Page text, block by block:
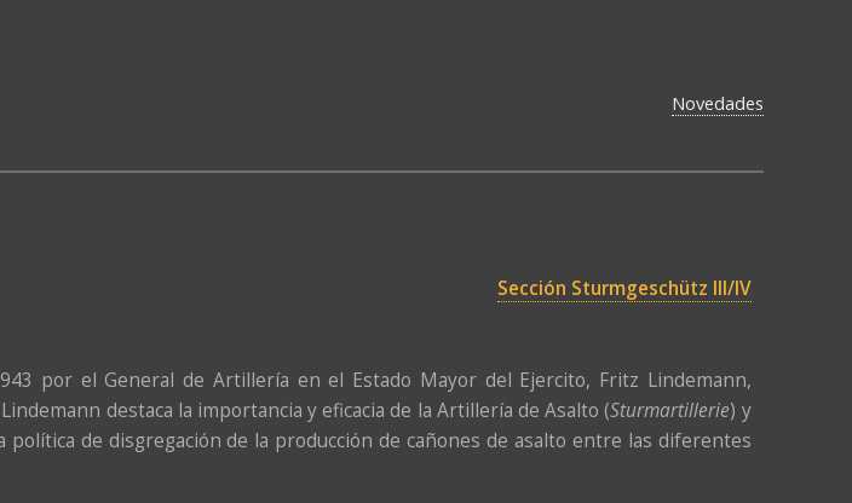
Novedades
Sección Sturmgeschütz III/IV
por el General de Artillería en el Estado Mayor del Ejercito, Fritz Lindemann,
destaca la importancia y eficacia de la Artillería de Asalto (Sturmartillerie) y
política de disgregación de la producción de cañones de asalto entre las diferentes